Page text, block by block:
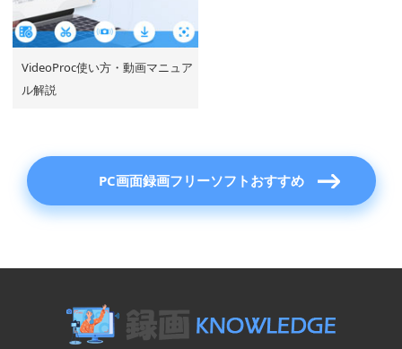
VideoProc使い方・動画マニュア
ル解説
PC画面録画フリーソフトおすすめ